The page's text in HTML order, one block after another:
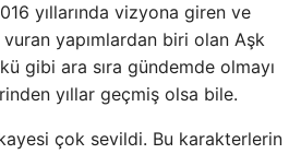
yıllarında vizyona giren ve
vuran yapımlardan biri olan Aşk
gibi ara sıra gündemde olmayı
yıllar geçmiş olsa bile.
çok sevildi. Bu karakterlerin